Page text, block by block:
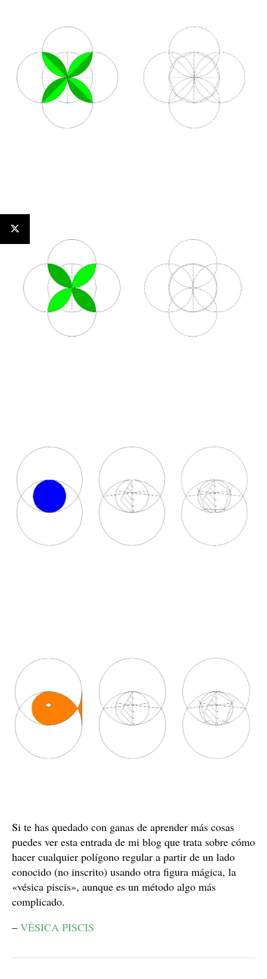
Si te has quedado con ganas de aprender más cosas
puedes ver esta entrada de mi blog que trata sobre cómo
hacer cualquier polígono regular a partir de un lado
conocido (no inscrito) usando otra figura mágica, la
«vésica piscis», aunque es un método algo más
complicado.
– VÉSICA PISCIS